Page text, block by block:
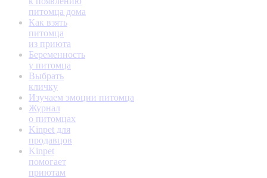
питомца дома
Как взять
питомца
из приюта
Беременность
у питомца
Выбрать
кличку
Изучаем эмоции питомца
Журнал
о питомцах
Kinpet для
продавцов
Kinpet
помогает
приютам